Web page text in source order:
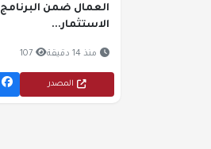
العمال ضمن البرنامج
الاستثمار...
منذ 14 دقيقة 107
المصدر